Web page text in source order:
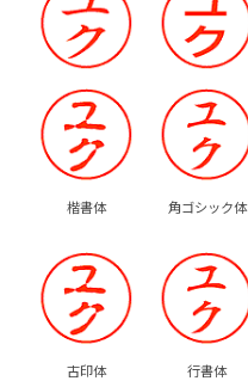
楷書体 角ゴシック体
古印体 行書体